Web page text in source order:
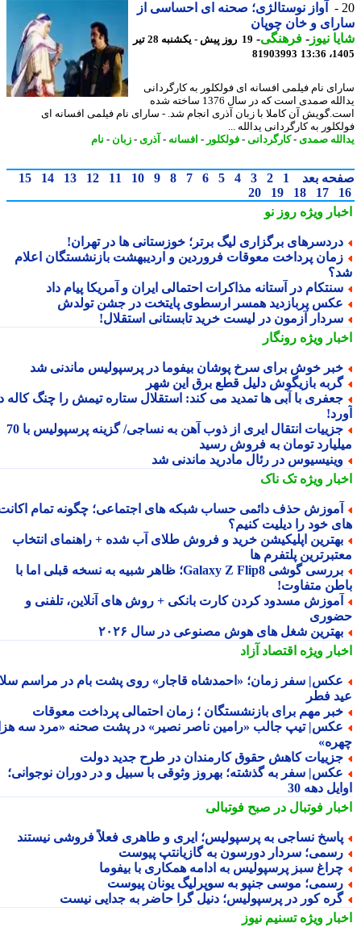
آواز نوستالژی؛ صحنه ای احساسی از
و خان چوپان
نیوز-فرهنگی-
19 روز پیش - یکشنبه 28 تیر
81903993
نام فیلمی افسانه ای فولکلور به کارگردانی
یدالله صمدی است که در سال 1376 ساخته شده
آن کاملا با زبان آذری انجام شد. - سارای نام فیلمی افسانه ای
به کارگردانی یدالله ...
صمدی-کارگردانی- فولکلور-افسانه-آذری - زبان -نام
بعد 1
2
3
4
5
6
7
8
9
10
11
12
13
14
15
17
18
19
20
ویژهروز نو
برگزاری لیگ برتر؛ خوزستانی ها در تهران!
پرداخت معوقات فروردین و اردیبهشت بازنشستگان اعلام
در آستانه مذاکرات احتمالی ایران و آمریکا پیام داد
پربازدید همسر ارسطوی پایتخت در جشن تولدش
آزمون در لیست خرید تابستانی استقلال!
ویژهرونگار
خوش برای سرخ پوشان بیفوما در پرسپولیس ماندنی شد
بازیگوش دلیل قطع برق این شهر
با آبی ها تمدید می کند: استقلال ستاره تیمش را چنگ کاله در
جزییات انتقال ایری از ذوب آهن به نساجی/ گزینه پرسپولیس با 70
تومان به فروش رسید
در رئال مادرید ماندنی شد
ویژهتک ناک
حذف دائمی حساب شبکه های اجتماعی؛ چگونه تمام اکانت
خود را دیلیت کنیم؟
اپلیکیشن خرید و فروش طلای آب شده + راهنمای انتخاب
پلتفرم ها
بررسی گوشی Galaxy Z Flip8؛ ظاهر شبیه به نسخه قبلی اما با
متفاوت!
مسدود کردن کارت بانکی + روش های آنلاین، تلفنی و
شغل های هوش مصنوعی در سال ۲۰۲۶
ویژهاقتصاد آزاد
سفر زمان؛ «احمدشاه قاجار» روی پشت بام در مراسم سلام
فطر
مهم برای بازنشستگان ؛ زمان احتمالی پرداخت معوقات
تیپ جالب «رامین ناصر نصیر» در پشت صحنه «مرد سه هزار
کاهش حقوق کارمندان در طرح جدید دولت
سفر به گذشته؛ بهروز وثوقی با سبیل و در دوران نوجوانی؛
دهه 30
فوتبال در صبح فوتبالی
نساجی به پرسپولیس؛ ایری و طاهری فعلاً فروشی نیستند
سردار دورسون به گازیانتپ پیوست
سبز پرسپولیس به ادامه همکاری با بیفوما
موسی جنپو به سوپرلیگ یونان پیوست
کور در پرسپولیس؛ دنیل گرا حاضر به جدایی نیست
ویژهتسنیم نیوز